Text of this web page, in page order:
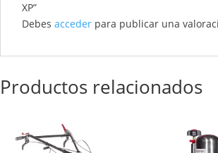
XP”
Debes acceder para publicar una
Productos relacionados